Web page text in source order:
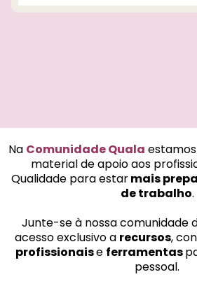
Na Comunidade Quala
material de apoio aos
Qualidade para estarmais
de trabalho.
Junte-se à nossa comunidade
acesso exclusivo a recursos,
profissionaise ferramentas
pessoal.